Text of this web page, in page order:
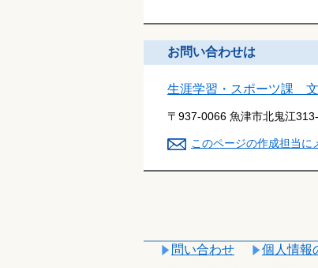
お問い合わせは
生涯学習・スポーツ課
〒937-0066 魚津市北鬼江
このページの作成担当に
問い合わせ 個人情報